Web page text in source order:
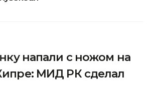
напали с ножом на
МИД РК сделал